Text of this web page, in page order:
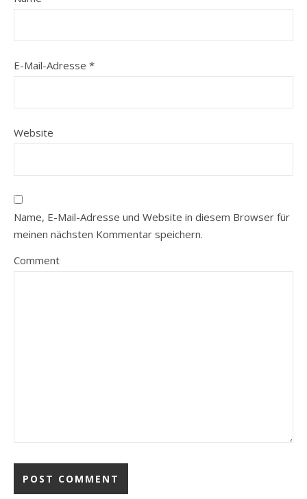
E-Mail-Adresse *
Website
Name, E-Mail-Adresse und Website in diesem Browser für
meinen nächsten Kommentar speichern.
Comment